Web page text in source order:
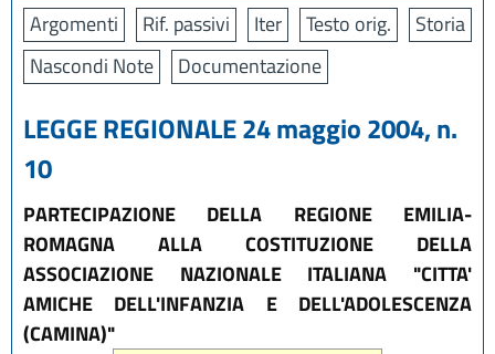
Argomenti Rif. passivi Iter Testo orig.
Storia
Nascondi Note
Documentazione
LEGGE REGIONALE 24 maggio 2004, n.
10
PARTECIPAZIONE DELLA REGIONE EMILIA-
ROMAGNA ALLA COSTITUZIONE DELLA
ASSOCIAZIONE NAZIONALE ITALIANA "CITTA'
AMICHE DELL'INFANZIA E DELL'ADOLESCENZA
(CAMINA)"